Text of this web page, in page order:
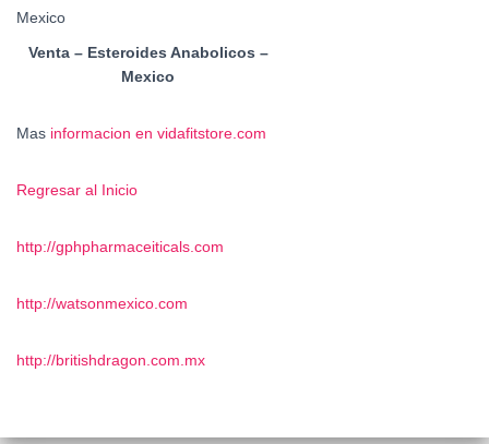
Venta – Esteroides Anabolicos –
Mexico
Mas informacion en vidafitstore.com
Regresar al Inicio
http://gphpharmaceiticals.com
http://watsonmexico.com
http://britishdragon.com.mx